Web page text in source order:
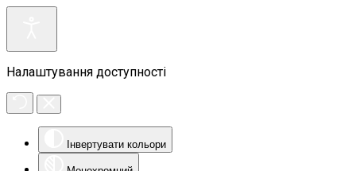
Налаштування доступності
Інвертувати кольори